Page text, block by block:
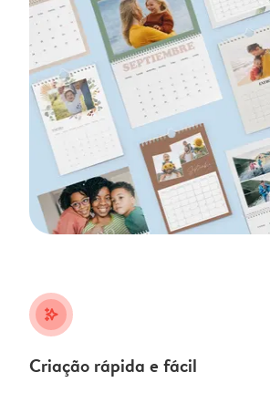
stars_plus
Criação rápida e fácil